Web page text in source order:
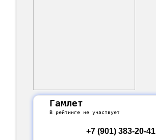
Гамлет
В рейтинге не участвует
+7 (901) 383-20-41